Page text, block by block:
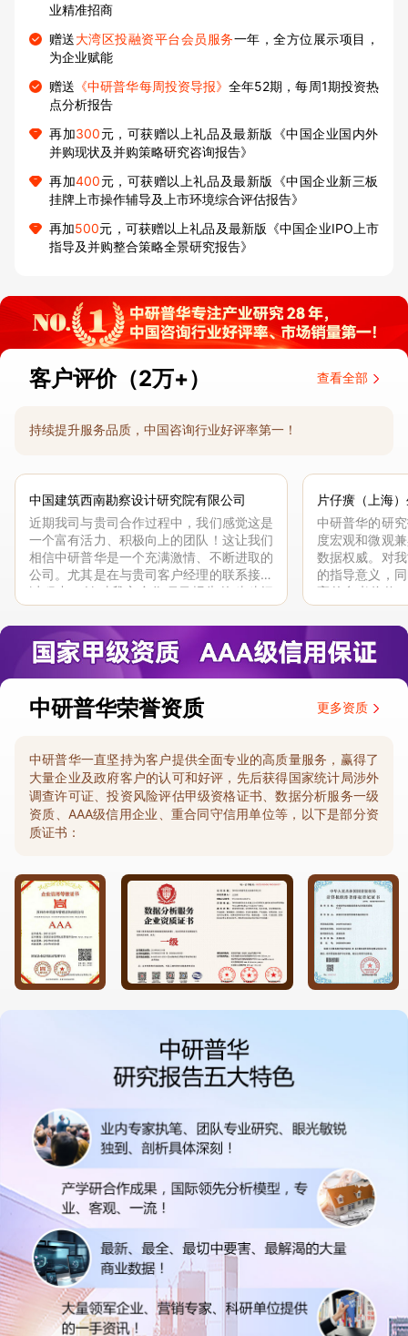
业精准招商
赠送大湾区投融资平台会员服务一年，全方位展示项目，
为企业赋能
赠送 《中研普华每周投资导报》全年52期，每周1期投资热
点分析报告
再加300元，可获赠以上礼品及最新版《中国企业国内外
并购现状及并购策略研究咨询报告》
再加400元，可获赠以上礼品及最新版《中国企业新三板
挂牌上市操作辅导及上市环境综合评估报告》
再加500元，可获赠以上礼品及最新版《中国企业IPO上市
指导及并购整合策略全景研究报告》
客户评价（2万+） 查看全部
持续提升服务品质，中国咨询行业好评率第一！
中国建筑西南勘察设计研究院有限公司
近期我司与贵司合作过程中，我们感觉这是
一个富有活力、积极向上的团队！这让我们
相信中研普华是一个充满激情、不断进取的
公司。尤其是在与贵司客户经理的联系接洽
过程中，针对我方合作项目报告的种种细
节，及时细致缜密地协助与项目部沟通、探
讨和完善...
片仔癀（上海
中研普华的研
度宏观和微观
数据权威。对
的指导意义，
高的参考价值
体化”服务和行
司继续...
中研普华荣誉资质 更多资质
中研普华一直坚持为客户提供全面专业的高质量服务，赢得了
大量企业及政府客户的认可和好评，先后获得国家统计局涉外
调查许可证、投资风险评估甲级资格证书、数据分析服务一级
资质、AAA级信用企业、重合同守信用单位等，以下是部分资
质证书：